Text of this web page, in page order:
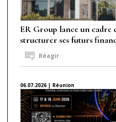
ER Group lance un cadre
structurer ses futurs
Réagir
06.07.2026 | Réunion